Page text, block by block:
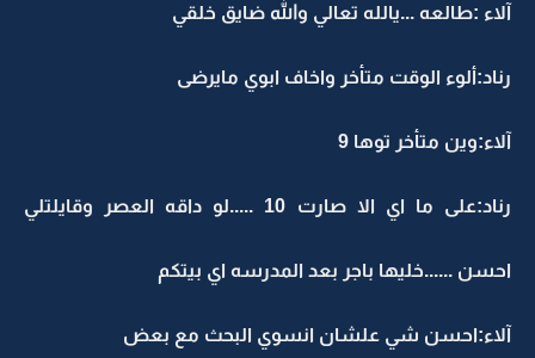
آلاء :طالعه ...يالله تعالي والله ضايق خلقي
رناد:ألوء الوقت متأخر واخاف ابوي مايرضى
آلاء:وين متأخر توها 9
رناد:على ما اي الا صارت 10 .....لو داقه العصر وقايلتلي
احسن ......خليها باجر بعد المدرسه اي بيتكم
آلاء:احسن شي علشان انسوي البحث مع بعض